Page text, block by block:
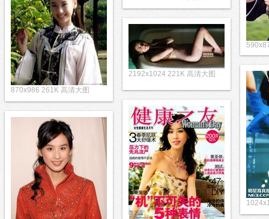
870x986 261K 高清大图
2192x1024 221K 高清大图